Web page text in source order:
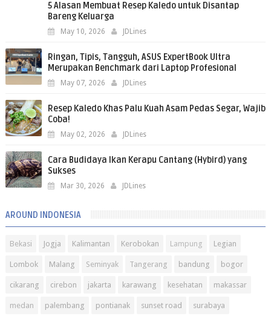
5 Alasan Membuat Resep Kaledo untuk Disantap
Bareng Keluarga
May 10, 2026 JDLines
Ringan, Tipis, Tangguh, ASUS ExpertBook Ultra
Merupakan Benchmark dari Laptop Profesional
May 07, 2026 JDLines
Resep Kaledo Khas Palu Kuah Asam Pedas Segar, Wajib
Coba!
May 02, 2026 JDLines
Cara Budidaya Ikan Kerapu Cantang (Hybird) yang
Sukses
Mar 30, 2026 JDLines
AROUND INDONESIA
Bekasi Jogja Kalimantan Kerobokan Lampung Legian
Lombok Malang Seminyak Tangerang bandung bogor
cikarang cirebon jakarta karawang kesehatan makassar
medan palembang pontianak sunset road surabaya